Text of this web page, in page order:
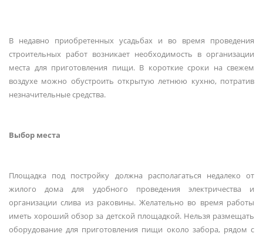
В недавно приобретенных усадьбах и во время проведения
строительных работ возникает необходимость в организации
места для приготовления пищи. В короткие сроки на свежем
воздухе можно обустроить открытую летнюю кухню, потратив
незначительные средства.
Выбор места
Площадка под постройку должна располагаться недалеко от
жилого дома для удобного проведения электричества и
организации слива из раковины. Желательно во время работы
иметь хороший обзор за детской площадкой. Нельзя размещать
оборудование для приготовления пищи около забора, рядом с